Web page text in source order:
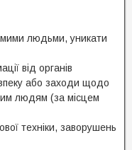
людьми, уникати
від органів
або заходи щодо
людям (за місцем
техніки, заворушень